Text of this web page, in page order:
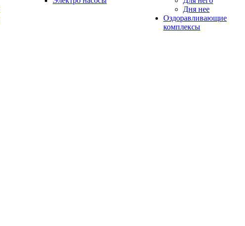
Дня нее
Оздоравливающие
комплексы